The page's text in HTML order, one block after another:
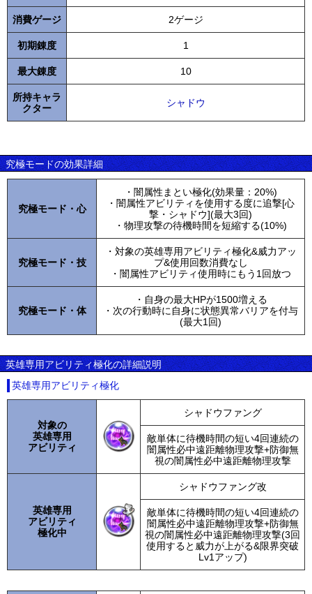
消費ゲージ 2ゲージ
初期錬度 1
最大錬度 10
所持キャラ
クター
シャドウ
究極モードの効果詳細
究極モード・心
・闇属性まとい極化(効果量：20%)
・闇属性アビリティを使用する度に追撃[心
撃・シャドウ](最大3回)
・物理攻撃の待機時間を短縮する(10%)
究極モード・技
・対象の英雄専用アビリティ極化&威力アッ
プ&使用回数消費なし
・闇属性アビリティ使用時にもう1回放つ
究極モード・体
・自身の最大HPが1500増える
・次の行動時に自身に状態異常バリアを付与
(最大1回)
英雄専用アビリティ極化の詳細説明
英雄専用アビリティ極化
対象の
英雄専用
アビリティ
シャドウファング
敵単体に待機時間の短い4回連続の
闇属性必中遠距離物理攻撃+防御無
視の闇属性必中遠距離物理攻撃
英雄専用
アビリティ
極化中
シャドウファング改
敵単体に待機時間の短い4回連続の
闇属性必中遠距離物理攻撃+防御無
視の闇属性必中遠距離物理攻撃(3回
使用すると威力が上がる&限界突破
Lv1アップ)